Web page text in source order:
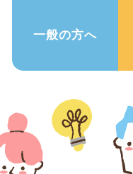
一般の方へ